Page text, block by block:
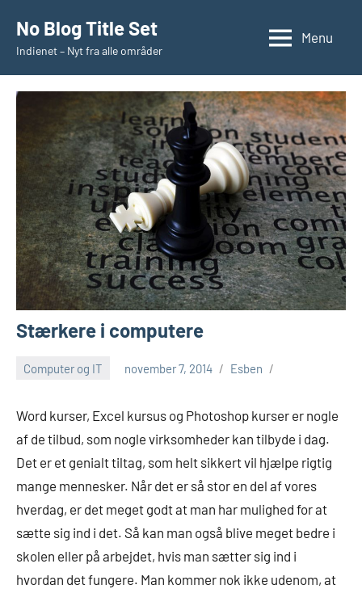
indhold
No Blog Title Set
Indienet – Nyt fra alle områder
Menu
Stærkere i computere
Computer og IT november 7, 2014 Esben
Word kurser, Excel kursus og Photoshop kurser er nogle
af de tilbud, som nogle virksomheder kan tilbyde i dag.
Det er et genialt tiltag, som helt sikkert vil hjælpe rigtig
mange mennesker. Når det er så stor en del af vores
hverdag, er det meget godt at man har mulighed for at
sætte sig ind i det. Så kan man også blive meget bedre i
skolen eller på arbejdet, hvis man sætter sig ind i
hvordan det fungere. Man kommer nok ikke udenom, at